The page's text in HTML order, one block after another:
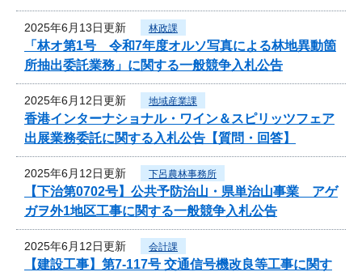
2025年6月13日更新 林政課
「林オ第1号 令和7年度オルソ写真による林地異動箇
所抽出委託業務」に関する一般競争入札公告
2025年6月12日更新 地域産業課
香港インターナショナル・ワイン＆スピリッツフェア
出展業務委託に関する入札公告【質問・回答】
2025年6月12日更新 下呂農林事務所
【下治第0702号】公共予防治山・県単治山事業 アゲ
ガヲ外1地区工事に関する一般競争入札公告
2025年6月12日更新 会計課
【建設工事】第7-117号 交通信号機改良等工事に関す